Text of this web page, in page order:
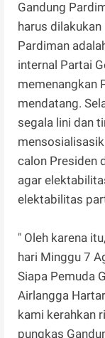
Gandung
harus
Pardiman
internal Partai
memenangkan
mendatang.
segala lini dan
calon Presiden
agar
elektabilitas
" Oleh karena
hari Minggu 7
Siapa Pemuda
Airlangga
kami kerahkan
pungkas